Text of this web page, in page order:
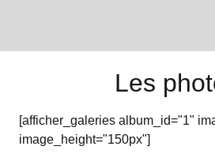
Les
[afficher_galeries album_id="1"
image_height="150px"]